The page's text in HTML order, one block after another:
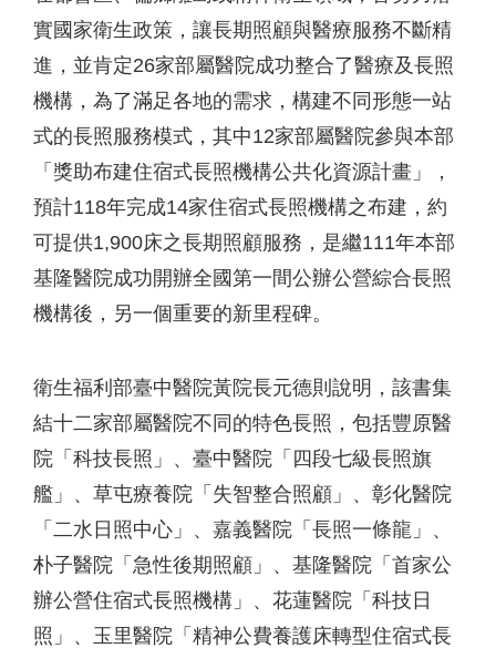
實國家衛生政策，讓長期照顧與醫療服務不斷精
進，並肯定26家部屬醫院成功整合了醫療及長照
機構，為了滿足各地的需求，構建不同形態一站
式的長照服務模式，其中12家部屬醫院參與本部
「獎助布建住宿式長照機構公共化資源計畫」，
預計118年完成14家住宿式長照機構之布建，約
可提供1,900床之長期照顧服務，是繼111年本部
基隆醫院成功開辦全國第一間公辦公營綜合長照
機構後，另一個重要的新里程碑。
衛生福利部臺中醫院黃院長元德則說明，該書集
結十二家部屬醫院不同的特色長照，包括豐原醫
院「科技長照」、臺中醫院「四段七級長照旗
艦」、草屯療養院「失智整合照顧」、彰化醫院
「二水日照中心」、嘉義醫院「長照一條龍」、
朴子醫院「急性後期照顧」、基隆醫院「首家公
辦公營住宿式長照機構」、花蓮醫院「科技日
照」、玉里醫院「精神公費養護床轉型住宿式長